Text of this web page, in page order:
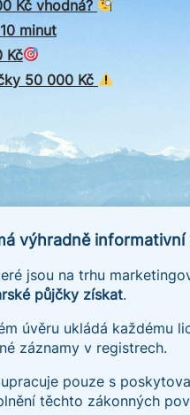
Kč vhodná?
minut
Kč
50 000 Kč
výhradně informativní
jsou na trhu
půjčky získat.
úvěru ukládá každému
záznamy v registrech.
pouze s
těchto zákonných